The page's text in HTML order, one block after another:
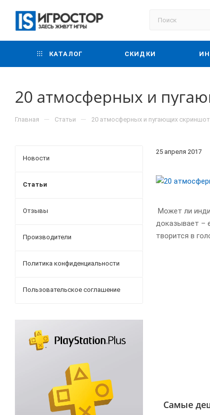
КАТАЛОГ СКИДКИ
20 атмосферных и
Главная — Статьи — 20 атмосферных и пугающих
25 апреля 2017
Может ли
доказывает –
творится в
Самые
Новости
Статьи
Отзывы
Производители
Политика конфиденциальности
Пользовательское соглашение